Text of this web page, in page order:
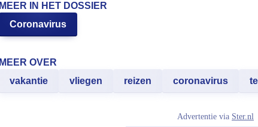
MEER IN HET DOSSIER
Coronavirus
MEER OVER
vakantie
vliegen reizen coronavirus
Advertentie via Ster.nl